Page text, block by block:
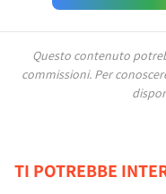
Questo contenuto
commissioni. Per
TI POTREBBE